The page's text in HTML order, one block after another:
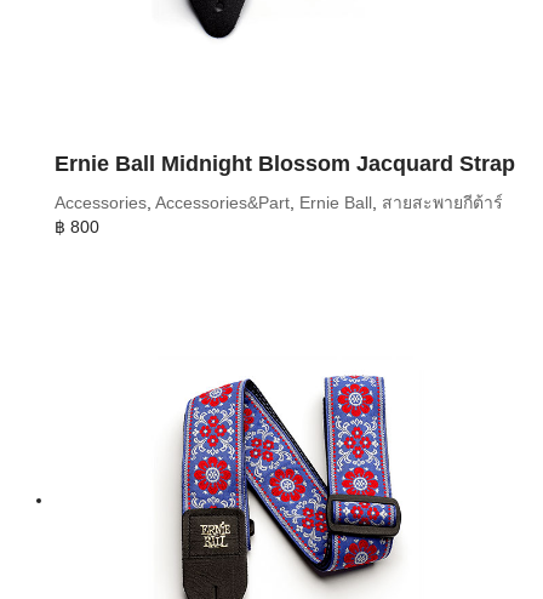
Ernie Ball Midnight Blossom Jacquard Strap
Accessories Accessories&Part Ernie Ball สายสะพายกีต้าร์
฿ 800